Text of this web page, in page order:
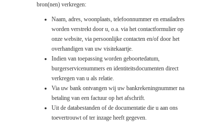
bron(nen) verkregen:
Naam, adres, woonplaats, telefoonnummer en emailadres
worden verstrekt door u, o.a. via het contactformulier op
onze website, via persoonlijke contacten en/of door het
overhandigen van uw visitekaartje.
Indien van toepassing worden geboortedatum,
burgerservicenummers en identiteitsdocumenten direct
verkregen van u als relatie.
Via uw bank ontvangen wij uw bankrekeningnummer na
betaling van een factuur op het afschrift.
Uit de databestanden of de documentatie die u aan ons
toevertrouwt of ter inzage heeft gegeven.